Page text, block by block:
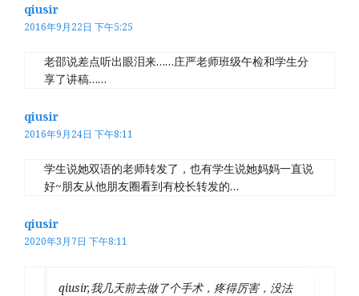
qiusir
2016年9月22日 下午5:25
老邵说差点听出眼泪来……庄严老师班级午检和学生分
享了讲稿……
qiusir
2016年9月24日 下午8:11
学生说她双语的老师转发了，也有学生说她妈妈一直说
好~朋友从他朋友圈看到有校长转发的…
qiusir
2020年3月7日 下午8:11
qiusir,我几天前去做了个手术，疼得厉害，没法